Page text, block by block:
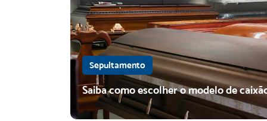
Jazigo perpétuo ou temporário:
conheça as diferenças
Sepultamento
Saiba como escolher o modelo de